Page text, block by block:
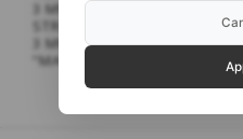
3 MM 40 CM, OG 80 ELLER
STRØMPEPINDE:
3 MM ELLER EN LANG
”MAGIC LOOP”.